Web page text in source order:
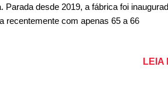
Parada desde 2019, a fábrica foi
recentemente com apenas 65 a 66
a produção passou a ter os modelos
LEIA